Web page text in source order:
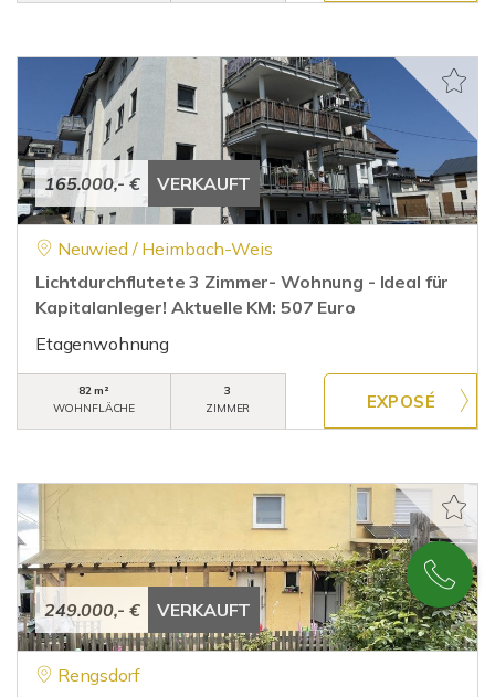
165.000,- € VERKAUFT
Neuwied / Heimbach-Weis
Lichtdurchflutete 3 Zimmer- Wohnung - Ideal für
Kapitalanleger! Aktuelle KM: 507 Euro
Etagenwohnung
82 m²
WOHNFLÄCHE
3
ZIMMER
249.000,- € VERKAUFT
Rengsdorf